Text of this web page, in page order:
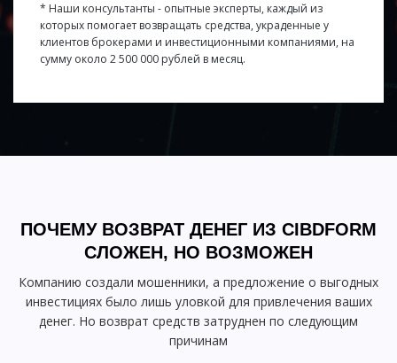
* Наши консультанты - опытные эксперты, каждый из
которых помогает возвращать средства, украденные у
клиентов брокерами и инвестиционными компаниями, на
сумму около 2 500 000 рублей в месяц.
ПОЧЕМУ ВОЗВРАТ ДЕНЕГ ИЗ CIBDFORM
СЛОЖЕН, НО ВОЗМОЖЕН
Компанию создали мошенники, а предложение о выгодных
инвестициях было лишь уловкой для привлечения ваших
денег. Но возврат средств затруднен по следующим
причинам